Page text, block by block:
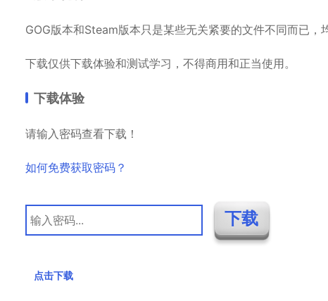
GOG版本和Steam版本只是某些无关紧要的文件不同而已，
下载仅供下载体验和测试学习，不得商用和正当使用。
下载体验
请输入密码查看下载！
如何免费获取密码？
点击下载